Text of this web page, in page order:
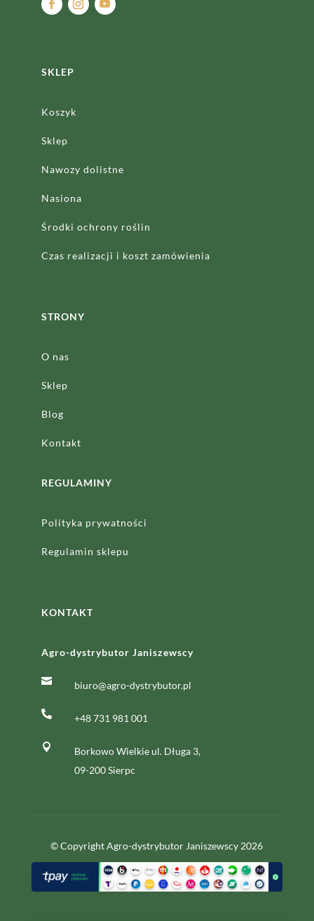
SKLEP
Koszyk
Sklep
Nawozy dolistne
Nasiona
Środki ochrony roślin
Czas realizacji i koszt zamówienia
STRONY
O nas
Sklep
Blog
Kontakt
REGULAMINY
Polityka prywatności
Regulamin sklepu
KONTAKT
Agro-dystrybutor Janiszewscy
 biuro@agro-dystrybutor.pl
 +48 731 981 001

Borkowo Wielkie ul. Długa 3,
09-200 Sierpc
© Copyright Agro-dystrybutor Janiszewscy 2026